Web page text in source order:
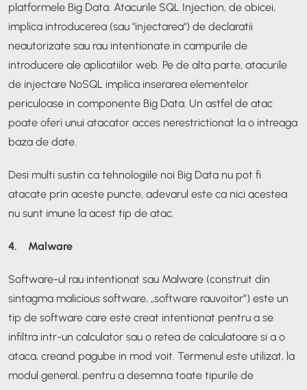
platformele Big Data. Atacurile SQL Injection, de obicei,
implica introducerea (sau "injectarea") de declaratii
neautorizate sau rau intentionate in campurile de
introducere ale aplicatiilor web. Pe de alta parte, atacurile
de injectare NoSQL implica inserarea elementelor
periculoase in componente Big Data. Un astfel de atac
poate oferi unui atacator acces nerestrictionat la o intreaga
baza de date.
Desi multi sustin ca tehnologiile noi Big Data nu pot fi
atacate prin aceste puncte, adevarul este ca nici acestea
nu sunt imune la acest tip de atac.
4. Malware
Software-ul rau intentionat sau Malware (construit din
sintagma malicious software, „software rauvoitor”) este un
tip de software care este creat intentionat pentru a se
infiltra intr-un calculator sau o retea de calculatoare si a o
ataca, creand pagube in mod voit. Termenul este utilizat, la
modul general, pentru a desemna toate tipurile de